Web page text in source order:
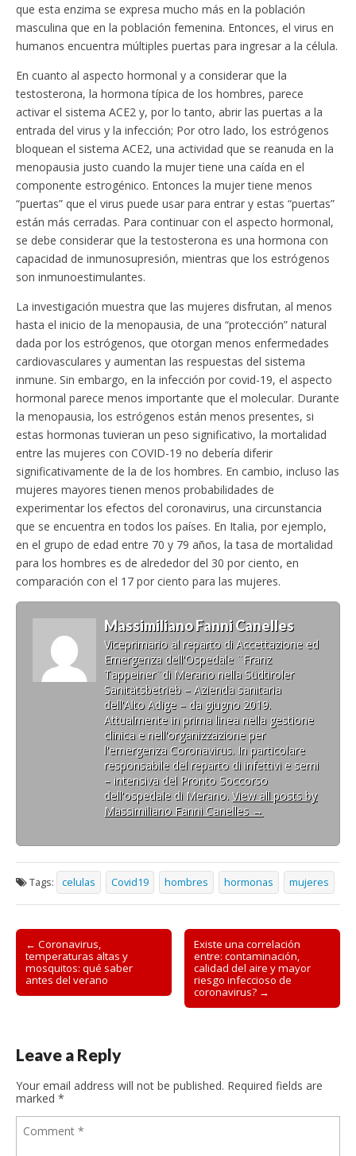
que esta enzima se expresa mucho más en la población
masculina que en la población femenina. Entonces, el virus en
humanos encuentra múltiples puertas para ingresar a la célula.
En cuanto al aspecto hormonal y a considerar que la
testosterona, la hormona típica de los hombres, parece
activar el sistema ACE2 y, por lo tanto, abrir las puertas a la
entrada del virus y la infección; Por otro lado, los estrógenos
bloquean el sistema ACE2, una actividad que se reanuda en la
menopausia justo cuando la mujer tiene una caída en el
componente estrogénico. Entonces la mujer tiene menos
“puertas” que el virus puede usar para entrar y estas “puertas”
están más cerradas. Para continuar con el aspecto hormonal,
se debe considerar que la testosterona es una hormona con
capacidad de inmunosupresión, mientras que los estrógenos
son inmunoestimulantes.
La investigación muestra que las mujeres disfrutan, al menos
hasta el inicio de la menopausia, de una “protección” natural
dada por los estrógenos, que otorgan menos enfermedades
cardiovasculares y aumentan las respuestas del sistema
inmune. Sin embargo, en la infección por covid-19, el aspecto
hormonal parece menos importante que el molecular. Durante
la menopausia, los estrógenos están menos presentes, si
estas hormonas tuvieran un peso significativo, la mortalidad
entre las mujeres con COVID-19 no debería diferir
significativamente de la de los hombres. En cambio, incluso las
mujeres mayores tienen menos probabilidades de
experimentar los efectos del coronavirus, una circunstancia
que se encuentra en todos los países. En Italia, por ejemplo,
en el grupo de edad entre 70 y 79 años, la tasa de mortalidad
para los hombres es de alrededor del 30 por ciento, en
comparación con el 17 por ciento para las mujeres.
Massimiliano Fanni Canelles
Viceprimario al reparto di Accettazione ed
Emergenza dell'Ospedale ¨Franz
Tappeiner¨di Merano nella Südtiroler
Sanitätsbetrieb – Azienda sanitaria
dell'Alto Adige – da giugno 2019.
Attualmente in prima linea nella gestione
clinica e nell'organizzazione per
l'emergenza Coronavirus. In particolare
responsabile del reparto di infettivi e semi
– intensiva del Pronto Soccorso
dell'ospedale di Merano. View all posts by
Massimiliano Fanni Canelles →
Tags: celulas Covid19 hombres hormonas mujeres
Post
navigation
← Coronavirus,
temperaturas altas y
mosquitos: qué saber
antes del verano
Existe una correlación
entre: contaminación,
calidad del aire y mayor
riesgo infeccioso de
coronavirus? →
Leave a Reply
Your email address will not be published. Required fields are
marked *